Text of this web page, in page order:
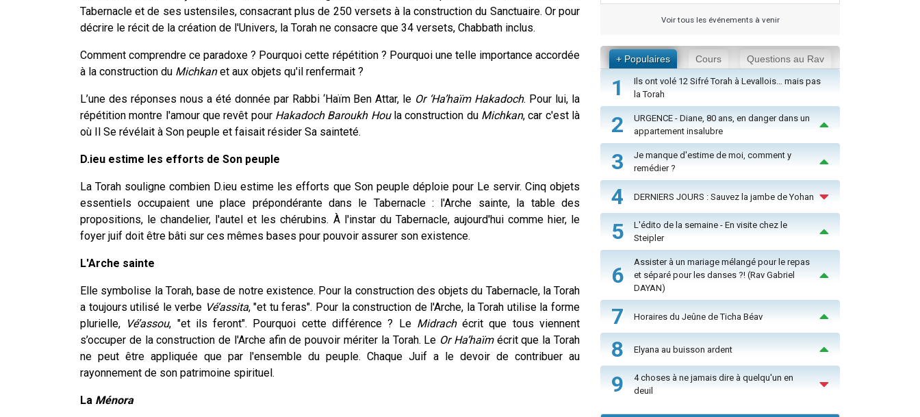
Tabernacle et de ses ustensiles, consacrant plus de 250 versets à la construction du Sanctuaire. Or pour
décrire le récit de la création de l'Univers, la Torah ne consacre que 34 versets, Chabbath inclus.
Comment comprendre ce paradoxe ? Pourquoi cette répétition ? Pourquoi une telle importance accordée
à la construction du Michkanet aux objets qu'il renfermait ?
L’une des réponses nous a été donnée par Rabbi ‘Haïm Ben Attar, le Or ‘Ha’haïm Hakadoch. Pour lui, la
répétition montre l'amour que revêt pour Hakadoch Baroukh Houla construction du Michkan, car c'est là
où Il Se révélait à Son peuple et faisait résider Sa sainteté.
D.ieu estime les efforts de Son peuple
La Torah souligne combien D.ieu estime les efforts que Son peuple déploie pour Le servir. Cinq objets
essentiels occupaient une place prépondérante dans le Tabernacle : l'Arche sainte, la table des
propositions, le chandelier, l'autel et les chérubins. À l'instar du Tabernacle, aujourd'hui comme hier, le
foyer juif doit être bâti sur ces mêmes bases pour pouvoir assurer son existence.
L'Arche sainte
Elle symbolise la Torah, base de notre existence. Pour la construction des objets du Tabernacle, la Torah
a toujours utilisé le verbe Vé’assita, "et tu feras". Pour la construction de l'Arche, la Torah utilise la forme
plurielle, Vé’assou, "et ils feront". Pourquoi cette différence ? Le Midrachécrit que tous viennent
s’occuper de la construction de l'Arche afin de pouvoir mériter la Torah. Le Or Ha’haïm écrit que la Torah
ne peut être appliquée que par l'ensemble du peuple. Chaque Juif a le devoir de contribuer au
rayonnement de son patrimoine spirituel.
La Ménora
Voir tous les événements à venir
+ Populaires Cours Questions au Rav
1
Ils ont volé 12 Sifré Torah à Levallois… mais pas
la Torah
2
URGENCE - Diane, 80 ans, en danger dans un
appartement insalubre
3
Je manque d'estime de moi, comment y
remédier ?
4 DERNIERS JOURS : Sauvez la jambe de Yohan
5
L'édito de la semaine - En visite chez le
Steipler
6
Assister à un mariage mélangé pour le repas
et séparé pour les danses ?! (Rav Gabriel
DAYAN)
7 Horaires du Jeûne de Ticha Béav
8 Elyana au buisson ardent
9
4 choses à ne jamais dire à quelqu'un en
deuil